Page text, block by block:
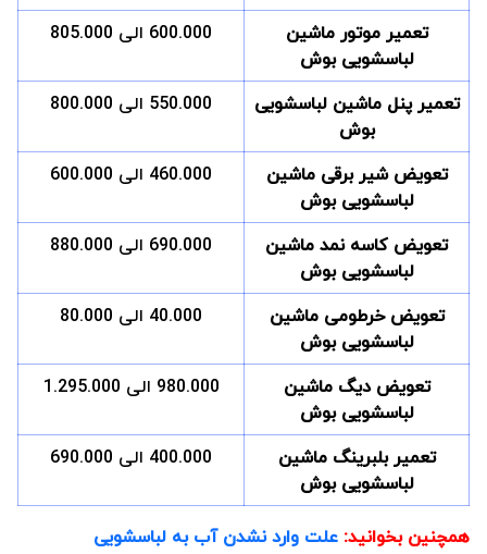
تعمیر موتور ماشین
لباسشویی بوش
600.000 الی 805.000
تعمیر پنل ماشین لباسشویی
بوش
550.000 الی 800.000
تعویض شیر برقی ماشین
لباسشویی بوش
460.000 الی 600.000
تعویض کاسه نمد ماشین
لباسشویی بوش
690.000 الی 880.000
تعویض خرطومی ماشین
لباسشویی بوش
40.000 الی 80.000
تعویض دیگ ماشین
لباسشویی بوش
980.000 الی 1.295.000
تعمیر بلبرینگ ماشین
لباسشویی بوش
400.000 الی 690.000
همچنین بخوانید: علت وارد نشدن آب به لباسشویی